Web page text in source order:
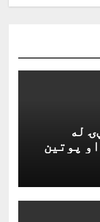
له
پوتین
لپاره